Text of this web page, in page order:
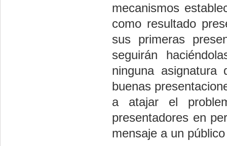
mecanismos
como resultado
sus primeras
seguirán
ninguna
buenas
a atajar el
presentadores en
mensaje a un